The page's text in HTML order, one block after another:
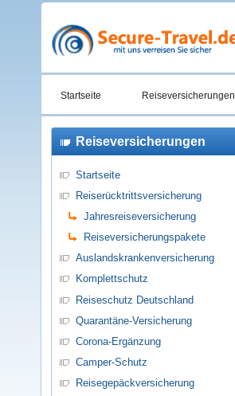
Startseite Reiseversicherungen
Reiseversicherungen
Startseite
Reiserücktrittsversicherung
Jahresreiseversicherung
Reiseversicherungspakete
Auslandskrankenversicherung
Komplettschutz
Reiseschutz Deutschland
Quarantäne-Versicherung
Corona-Ergänzung
Camper-Schutz
Reisegepäckversicherung